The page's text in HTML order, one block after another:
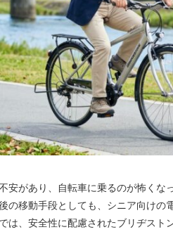
不安があり、自転車に乗るのが怖く
の移動手段としても、シニア向けの
は、安全性に配慮されたブリヂスト